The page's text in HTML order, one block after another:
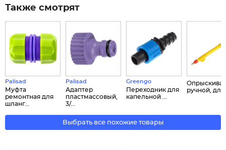
Также смотрят
Palisad
Муфта
ремонтная для
шланг...
Palisad
Адаптер
пластмассовый,
3/...
Greengo
Переходник для
капельной ...
ручной,
Выбрать все похожие товары